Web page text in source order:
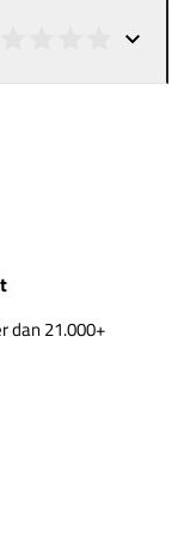
dan 21.000+